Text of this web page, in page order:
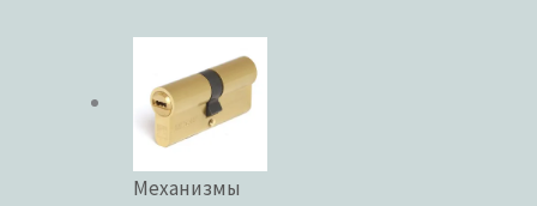
Механизмы